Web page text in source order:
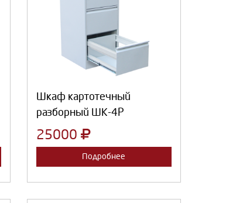
Шкаф картотечный
разборный ШК-4Р
25000
Подробнее
Выберите количество:
Продолжить Отмена